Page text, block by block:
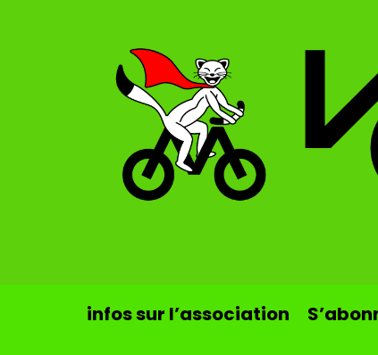
infos sur l’association